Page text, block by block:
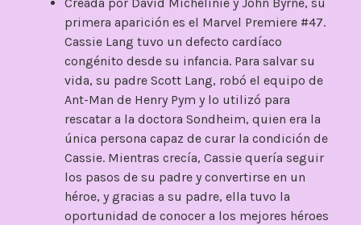
primera aparición es el Marvel Premiere #47.
Cassie Lang tuvo un defecto cardíaco
congénito desde su infancia. Para salvar su
vida, su padre Scott Lang, robó el equipo de
Ant-Man de Henry Pym y lo utilizó para
rescatar a la doctora Sondheim, quien era la
única persona capaz de curar la condición de
Cassie. Mientras crecía, Cassie quería seguir
los pasos de su padre y convertirse en un
héroe, y gracias a su padre, ella tuvo la
oportunidad de conocer a los mejores héroes